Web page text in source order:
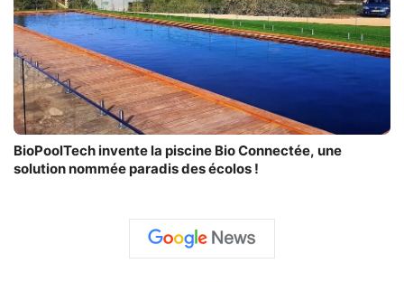
BioPoolTech invente la piscine Bio Connectée, une
solution nommée paradis des écolos !